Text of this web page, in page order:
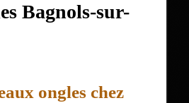
Bagnols-sur-
ongles chez